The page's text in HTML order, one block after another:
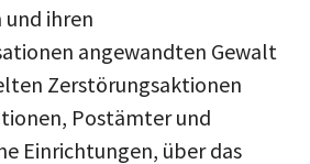
und ihren
angewandten Gewalt
Zerstörungsaktionen
Postämter und
Einrichtungen, über das